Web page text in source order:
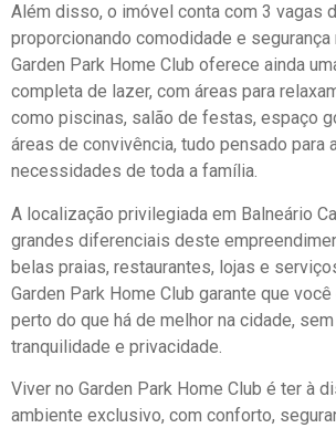
Além disso, o imóvel conta com 3 vagas
proporcionando comodidade e segurança
Garden Park Home Club oferece ainda
completa de lazer, com áreas para
como piscinas, salão de festas, espaço
áreas de convivência, tudo pensado para
necessidades de toda a família.
A localização privilegiada em Balneário
grandes diferenciais deste
belas praias, restaurantes, lojas e
Garden Park Home Club garante que
perto do que há de melhor na cidade,
tranquilidade e privacidade.
Viver no Garden Park Home Club é ter à
ambiente exclusivo, com conforto,